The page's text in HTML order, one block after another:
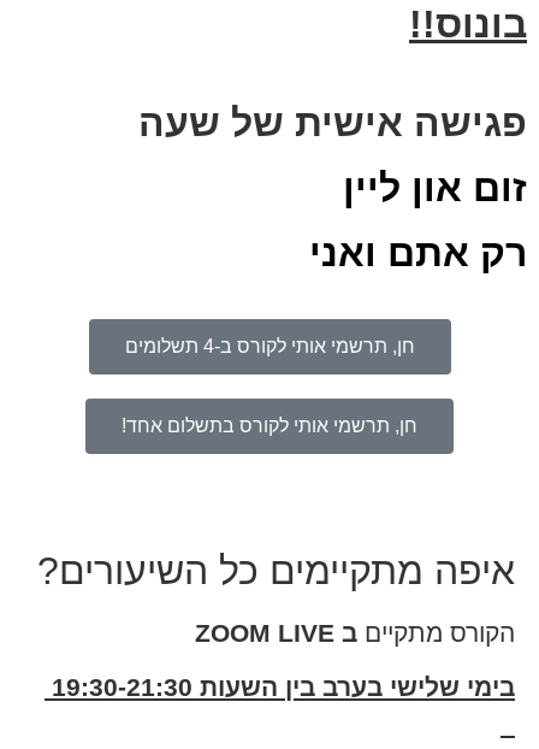
בונוס!!
פגישה אישית של שעה
זום און ליין
רק אתם ואני
חן, תרשמי אותי לקורס ב-4 תשלומים
חן, תרשמי אותי לקורס בתשלום אחד!
איפה מתקיימים כל השיעורים?
הקורס מתקיים ב ZOOM LIVE